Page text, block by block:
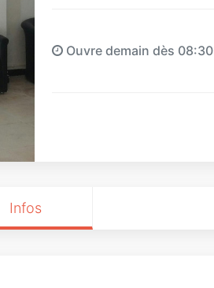
Ouvre demain dès 08:30
Infos